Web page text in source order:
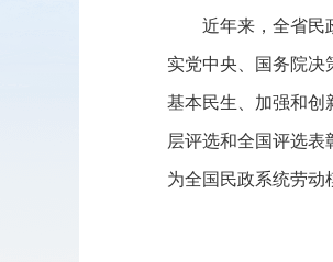
近年来，全省民
实党中央、国务院决
基本民生、加强和创
层评选和全国评选
为全国民政系统劳动